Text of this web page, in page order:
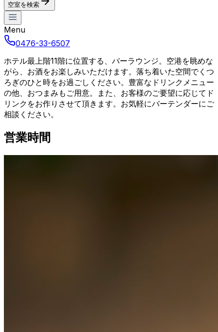
空室を検索
Menu
0476-33-6507
ホテル最上階11階に位置する、バーラウンジ。空港を眺めな
がら、お酒をお楽しみいただけます。落ち着いた空間でくつ
ろぎのひと時をお過ごしください。豊富なドリンクメニュー
の他、おつまみもご用意。また、お客様のご要望に応じてド
リンクをお作りさせて頂きます。お気軽にバーテンダーにご
相談ください。
営業時間